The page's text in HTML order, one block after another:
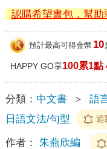
認購希望書包，幫助
預計最高可得金幣 10
HAPPY GO享100累1點
分類： 中文書 ＞ 語
日語文法/句型
追
作者： 朱燕欣編